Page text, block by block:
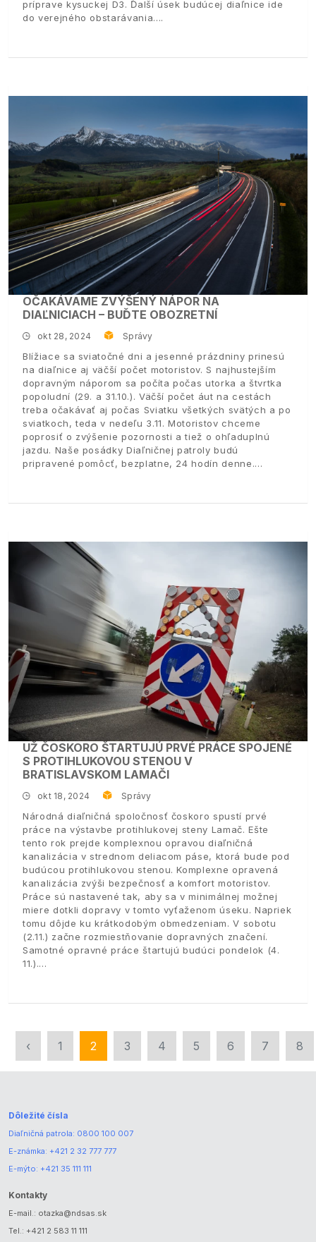
príprave kysuckej D3. Ďalší úsek budúcej diaľnice ide
do verejného obstarávania.
OČAKÁVAME ZVÝŠENÝ NÁPOR NA
DIAĽNICIACH – BUĎTE OBOZRETNÍ
okt 28, 2024 Správy
Blížiace sa sviatočné dni a jesenné prázdniny prinesú
na diaľnice aj väčší počet motoristov. S najhustejším
dopravným náporom sa počíta počas utorka a štvrtka
popoludní (29. a 31.10.). Väčší počet áut na cestách
treba očakávať aj počas Sviatku všetkých svätých a po
sviatkoch, teda v nedeľu 3.11. Motoristov chceme
poprosiť o zvýšenie pozornosti a tiež o ohľaduplnú
jazdu. Naše posádky Diaľničnej patroly budú
pripravené pomôcť, bezplatne, 24 hodín denne.
UŽ ČOSKORO ŠTARTUJÚ PRVÉ PRÁCE SPOJENÉ
S PROTIHLUKOVOU STENOU V
BRATISLAVSKOM LAMAČI
okt 18, 2024 Správy
Národná diaľničná spoločnosť čoskoro spustí prvé
práce na výstavbe protihlukovej steny Lamač. Ešte
tento rok prejde komplexnou opravou diaľničná
kanalizácia v strednom deliacom páse, ktorá bude pod
budúcou protihlukovou stenou. Komplexne opravená
kanalizácia zvýši bezpečnosť a komfort motoristov.
Práce sú nastavené tak, aby sa v minimálnej možnej
miere dotkli dopravy v tomto vyťaženom úseku. Napriek
tomu dôjde ku krátkodobým obmedzeniam. V sobotu
(2.11.) začne rozmiestňovanie dopravných značení.
Samotné opravné práce štartujú budúci pondelok (4.
11.).
‹ 1 2 3 4 5 6 7 8
Dôležité čísla
Diaľničná patrola: 0800 100 007
E-známka: +421 2 32 777 777
E-mýto: +421 35 111 111
Kontakty
E-mail.: otazka@ndsas.sk
Tel.: +421 2 583 11 111